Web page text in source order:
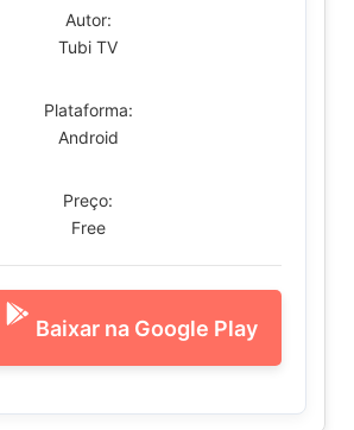
Autor:
Tubi TV
Plataforma:
Android
Preço:
Free
Baixar na Google Play